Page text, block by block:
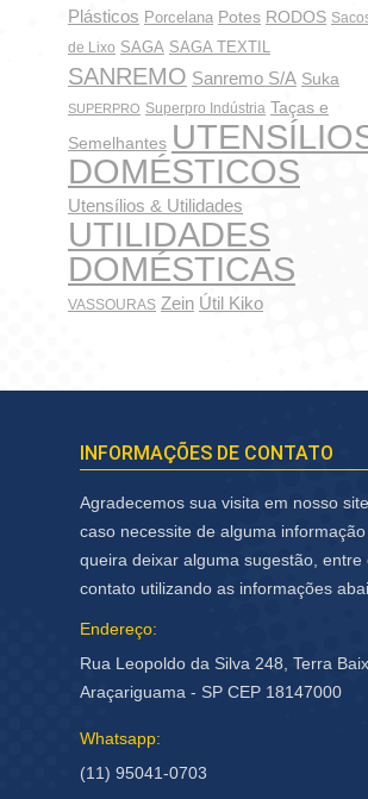
Plásticos Porcelana Potes RODOS
de Lixo SAGA SAGA TEXTIL
SANREMO Sanremo S/A Suka
SUPERPRO Superpro Indústria Taças e
Semelhantes
DOMÉSTICOS
Utensílios & Utilidades
UTILIDADES
DOMÉSTICAS
VASSOURAS Zein Útil Kiko
INFORMAÇÕES DE CONTATO
Agradecemos sua visita em nosso site,
caso necessite de alguma informação
queira deixar alguma sugestão, entre
contato utilizando as informações
Endereço:
Rua Leopoldo da Silva 248, Terra
Araçariguama - SP CEP 18147000
Whatsapp:
(11) 95041-0703